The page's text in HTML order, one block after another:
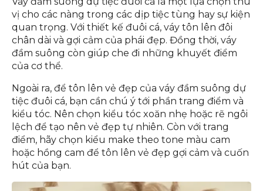
vị cho các nàng trong các dịp tiệc tùng hay sự kiện
quan trọng. Với thiết kế đuôi cá, váy tôn lên đôi
chân dài và gợi cảm của phái đẹp. Đồng thời, váy
đầm suông còn giúp che đi những khuyết điểm
của cơ thể.
Ngoài ra, để tôn lên vẻ đẹp của váy đầm suông dự
tiệc đuôi cá, bạn cần chú ý tới phần trang điểm và
kiểu tóc. Nên chọn kiểu tóc xoăn nhẹ hoặc rẽ ngôi
lệch để tạo nên vẻ đẹp tự nhiên. Còn với trang
điểm, hãy chọn kiểu make theo tone màu cam
hoặc hồng cam để tôn lên vẻ đẹp gợi cảm và cuốn
hút của bạn.